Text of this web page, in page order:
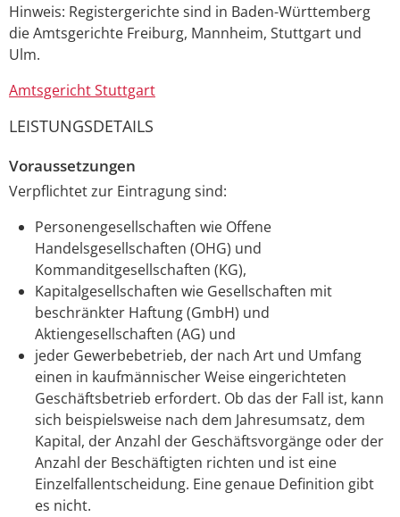
Hinweis: Registergerichte sind in Baden-Württemberg
die Amtsgerichte Freiburg, Mannheim, Stuttgart und
Ulm.
Amtsgericht Stuttgart
LEISTUNGSDETAILS
Voraussetzungen
Verpflichtet zur Eintragung sind:
Personengesellschaften wie Offene
Handelsgesellschaften (OHG) und
Kommanditgesellschaften (KG),
Kapitalgesellschaften wie Gesellschaften mit
beschränkter Haftung (GmbH) und
Aktiengesellschaften (AG) und
jeder Gewerbebetrieb, der nach Art und Umfang
einen in kaufmännischer Weise eingerichteten
Geschäftsbetrieb erfordert. Ob das der Fall ist, kann
sich beispielsweise nach dem Jahresumsatz, dem
Kapital, der Anzahl der Geschäftsvorgänge oder der
Anzahl der Beschäftigten richten und ist eine
Einzelfallentscheidung. Eine genaue Definition gibt
es nicht.